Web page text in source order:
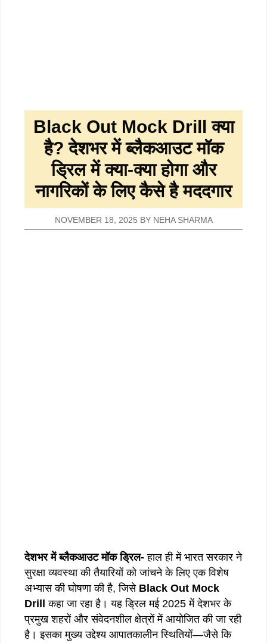
Black Out Mock Drill क्या
है? देशभर में ब्लैकआउट मॉक
ड्रिल में क्या-क्या होगा और
नागरिकों के लिए कैसे है मददगार
NOVEMBER 18, 2025 BY NEHA SHARMA
देशभर में ब्लैकआउट मॉक ड्रिल-हाल ही में भारत सरकार ने
सुरक्षा व्यवस्था की तैयारियों को जांचने के लिए एक विशेष
अभ्यास की घोषणा की है, जिसे Black Out Mock
Drill कहा जा रहा है। यह ड्रिल मई 2025 में देशभर के
प्रमुख शहरों और संवेदनशील क्षेत्रों में आयोजित की जा रही
है। इसका मुख्य उद्देश्य आपातकालीन स्थितियों—जैसे कि